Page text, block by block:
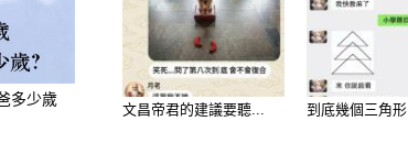
多少歲
文昌帝君的建議要聽... 到底幾個三角形